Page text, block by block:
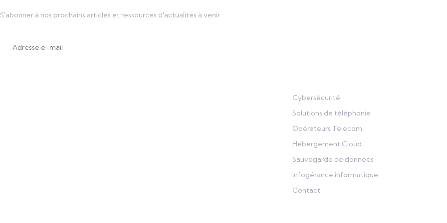
S'abonner à nos prochains articles et ressources d'actualités à venir.
Cybersécurité
Solutions de téléphonie
Opérateurs Telecom
Hébergement Cloud
Sauvegarde de données
Infogérance informatique
Contact